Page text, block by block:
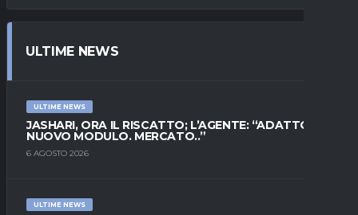
ULTIME NEWS
ULTIME NEWS
JASHARI, ORA IL RISCATTO; L’AGENTE: “ADATTO AL
NUOVO MODULO. MERCATO..”
6 AGOSTO 2026
ULTIME NEWS